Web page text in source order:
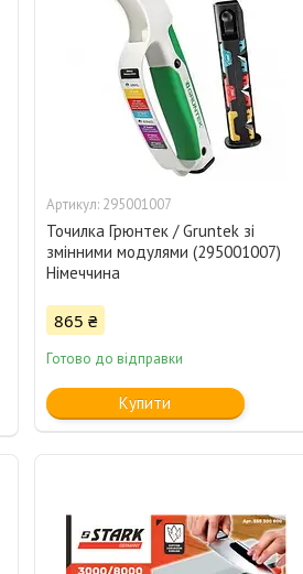
295001007
Точилка Грюнтек / Gruntek зі
змінними модулями (295001007)
Німеччина
865 ₴
Готово до відправки
Купити